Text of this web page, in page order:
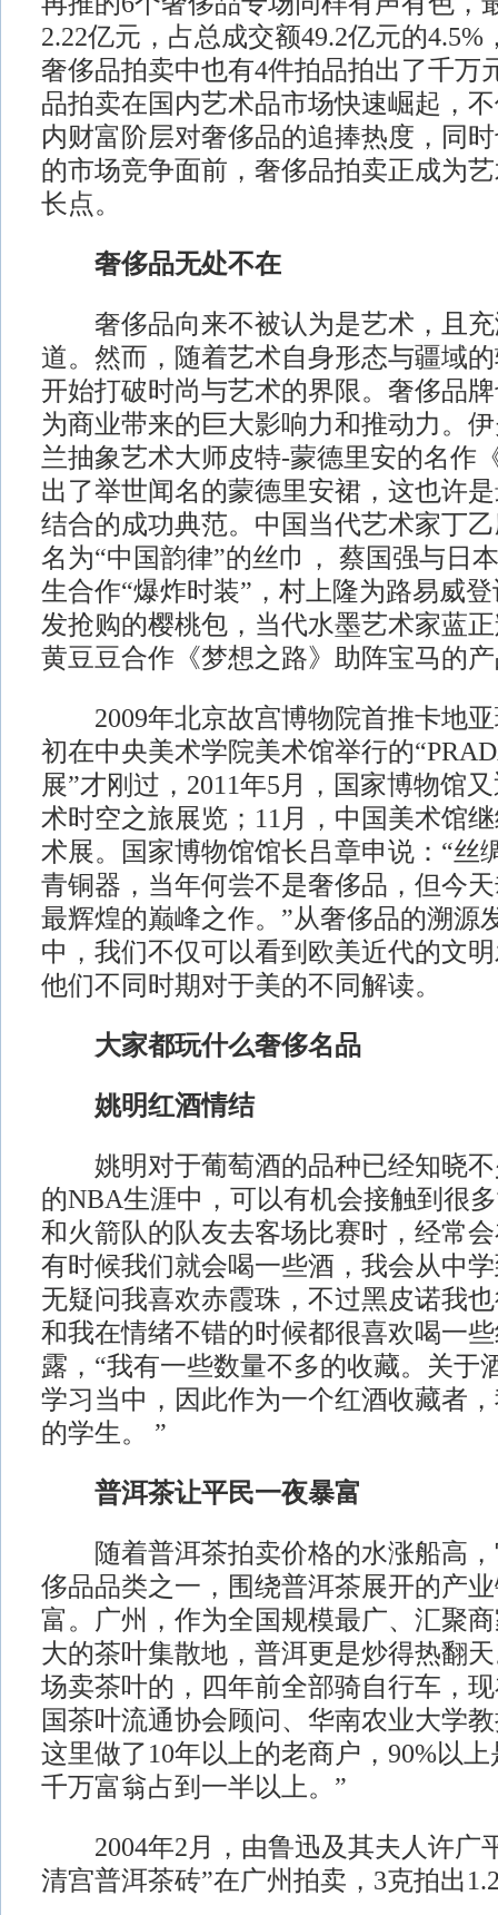
2.22亿元，占总成交额49.2亿元的
奢侈品拍卖中也有4件拍品拍出了千万
品拍卖在国内艺术品市场快速崛起，
内财富阶层对奢侈品的追捧热度，同
的市场竞争面前，奢侈品拍卖正成为
长点。
奢侈品无处不在
奢侈品向来不被认为是艺术，且充
道。然而，随着艺术自身形态与疆域
开始打破时尚与艺术的界限。奢侈品
为商业带来的巨大影响力和推动力。
兰抽象艺术大师皮特-蒙德里安的名作
出了举世闻名的蒙德里安裙，这也许
结合的成功典范。中国当代艺术家丁
名为“中国韵律”的丝巾， 蔡国强与日
生合作“爆炸时装”，村上隆为路易威
发抢购的樱桃包，当代水墨艺术家蓝
黄豆豆合作《梦想之路》助阵宝马的
2009年北京故宫博物院首推卡地亚
初在中央美术学院美术馆举行的
展”才刚过，2011年5月，国家博物馆
术时空之旅展览；11月，中国美术馆
术展。国家博物馆馆长吕章申说：“丝
青铜器，当年何尝不是奢侈品，但今
最辉煌的巅峰之作。”从奢侈品的溯源
中，我们不仅可以看到欧美近代的文
他们不同时期对于美的不同解读。
大家都玩什么奢侈名品
姚明红酒情结
姚明对于葡萄酒的品种已经知晓不
的NBA生涯中，可以有机会接触到很
和火箭队的队友去客场比赛时，经常
有时候我们就会喝一些酒，我会从中
无疑问我喜欢赤霞珠，不过黑皮诺我
和我在情绪不错的时候都很喜欢喝一
露，“我有一些数量不多的收藏。关于
学习当中，因此作为一个红酒收藏者
的学生。 ”
普洱茶让平民一夜暴富
随着普洱茶拍卖价格的水涨船高，
侈品品类之一，围绕普洱茶展开的产
富。广州，作为全国规模最广、汇聚
大的茶叶集散地，普洱更是炒得热翻
场卖茶叶的，四年前全部骑自行车，
国茶叶流通协会顾问、华南农业大学
这里做了10年以上的老商户，90%以
千万富翁占到一半以上。”
2004年2月，由鲁迅及其夫人许广
清宫普洱茶砖”在广州拍卖，3克拍出